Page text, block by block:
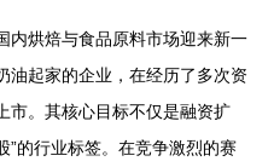
内烘焙与食品原料市场迎来新一
油起家的企业，在经历了多次资
市。其核心目标不仅是融资扩
”的行业标签。在竞争激烈的赛